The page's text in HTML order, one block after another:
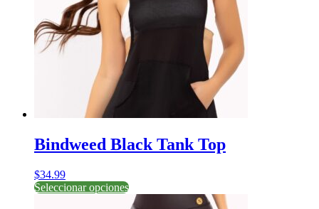
Bindweed Black Tank Top
$34.99
Seleccionar opcionesEste
producto